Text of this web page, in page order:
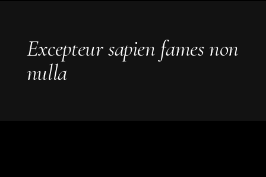
Excepteur sapien fames non
nulla